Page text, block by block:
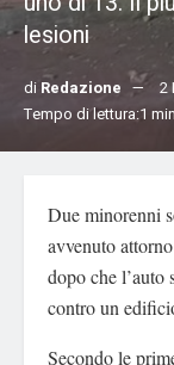
lesioni
di Redazione 2
Tempo di lettura:1
Due minorenni
avvenuto
dopo che l’auto
contro un
Secondo le